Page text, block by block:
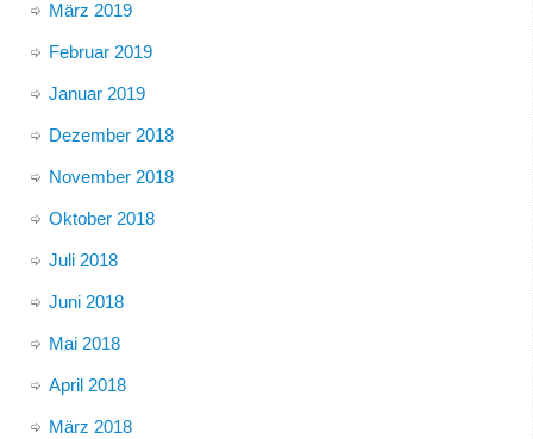
März 2019
Februar 2019
Januar 2019
Dezember 2018
November 2018
Oktober 2018
Juli 2018
Juni 2018
Mai 2018
April 2018
März 2018